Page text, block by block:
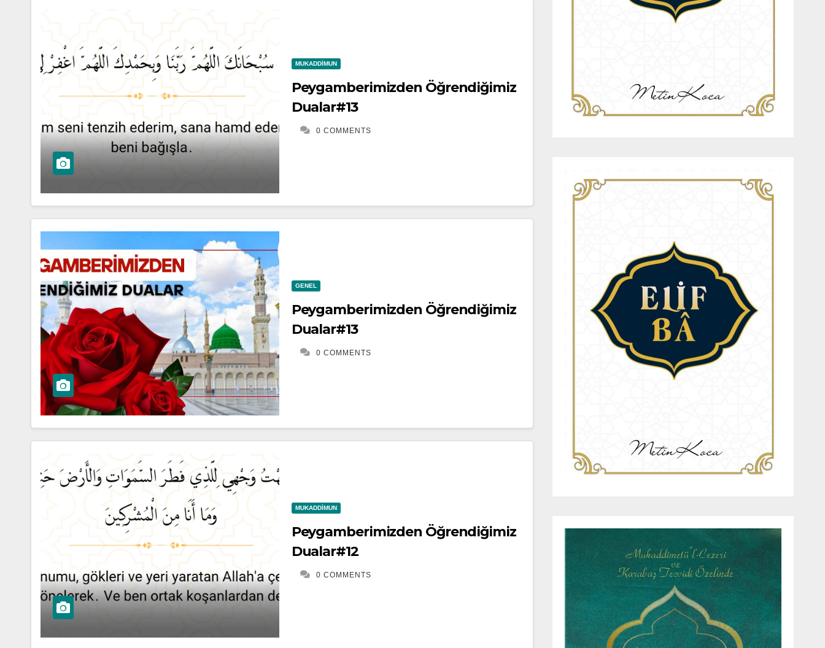
MUKADDIMUN
Peygamberimizden Öğrendiğimiz
Dualar#13
0 COMMENTS
GENEL
Peygamberimizden Öğrendiğimiz
Dualar#13
0 COMMENTS
MUKADDIMUN
Peygamberimizden Öğrendiğimiz
Dualar#12
0 COMMENTS